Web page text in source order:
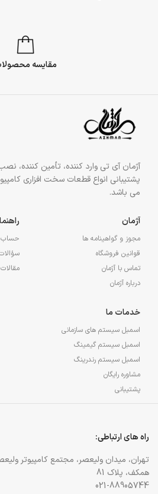
مقایسه
آژمان آی تی وارد کننده، تأمین کننده،
پشتیبانی انواع قطعات سخت افزاری
می باشد.
آژمان
مجوز و گواهینامه ها
قوانین فروشگاه
تماس با آژمان
درباره آژمان
حساب
خدمات ما
اسمبل سیستم های سازمانی
اسمبل سیستم گیمینگ
اسمبل سیستم رندرینگ
مشاوره رایگان
پشتیبانی
راه های ارتباطی:
تهران، میدان ولیعصر، مجتمع کامپیوتر
همکف، پلاک 81
021-88905744